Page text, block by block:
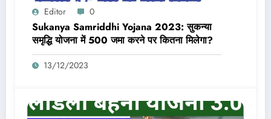
Editor 0
Sukanya Samriddhi Yojana 2023: सुकन्या
समृद्धि योजना में 500 जमा करने पर कितना मिलेगा?
13/12/2023